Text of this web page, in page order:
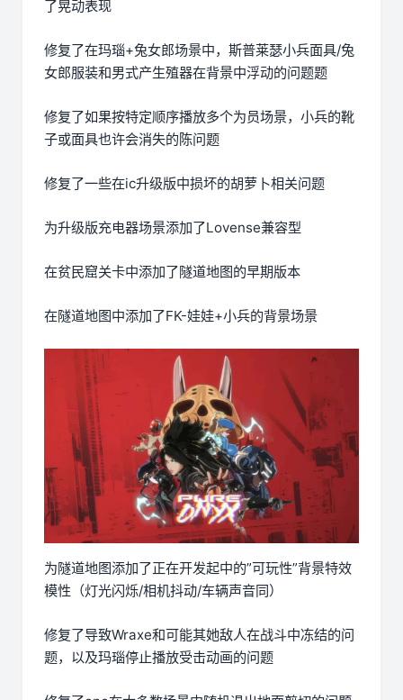
了晃动表现
修复了在玛瑙+兔女郎场景中，斯普莱瑟小兵面具/兔
女郎服装和男式产生殖器在背景中浮动的问题题
修复了如果按特定顺序播放多个为员场景，小兵的靴
子或面具也许会消失的陈问题
修复了一些在ic升级版中损坏的胡萝卜相关问题
为升级版充电器场景添加了Lovense兼容型
在贫民窟关卡中添加了隧道地图的早期版本
在隧道地图中添加了FK-娃娃+小兵的背景场景
为隧道地图添加了正在开发起中的”可玩性”背景特效
模性（灯光闪烁/相机抖动/车辆声音同）
修复了导致Wraxe和可能其她敌人在战斗中冻结的问
题，以及玛瑙停止播放受击动画的问题